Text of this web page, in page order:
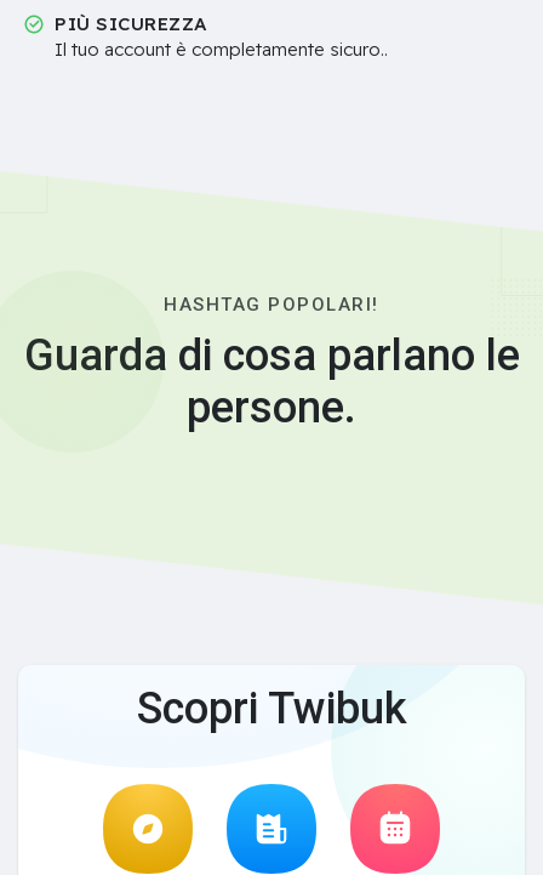
PIÙ SICUREZZA
Il tuo account è completamente sicuro..
HASHTAG POPOLARI!
Guarda di cosa parlano le
persone.
Scopri Twibuk